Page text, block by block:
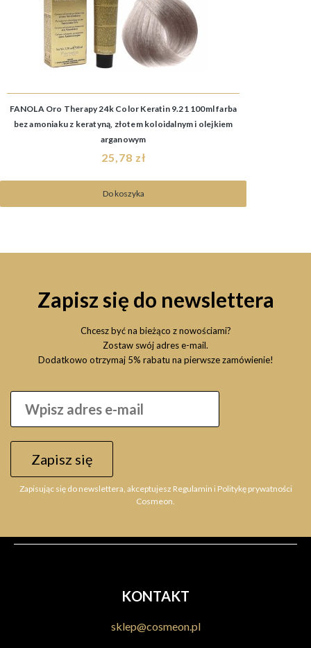
FANOLA Oro Therapy 24k Color Keratin 9.21 100ml farba
bez amoniaku z keratyną, złotem koloidalnym i olejkiem
arganowym
25,78 zł
Do koszyka
FANOLA Crema Colore 6.11 100ml, farba do włosów
Do koszyka
Zapisz się do newslettera
Chcesz być na bieżąco z nowościami?
Zostaw swój adres e-mail.
Dodatkowo otrzymaj 5% rabatu na pierwsze zamówienie!
Zapisz się
Zapisując się do newslettera, akceptujesz Regulamin i Politykę prywatności
Cosmeon.
KONTAKT
sklep@cosmeon.pl